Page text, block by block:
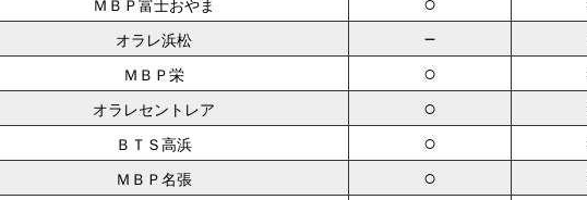
ＭＢＰ富士おやま
オラレ浜松 －
ＭＢＰ栄 ○
オラレセントレア ○
ＢＴＳ高浜 ○
ＭＢＰ名張 ○